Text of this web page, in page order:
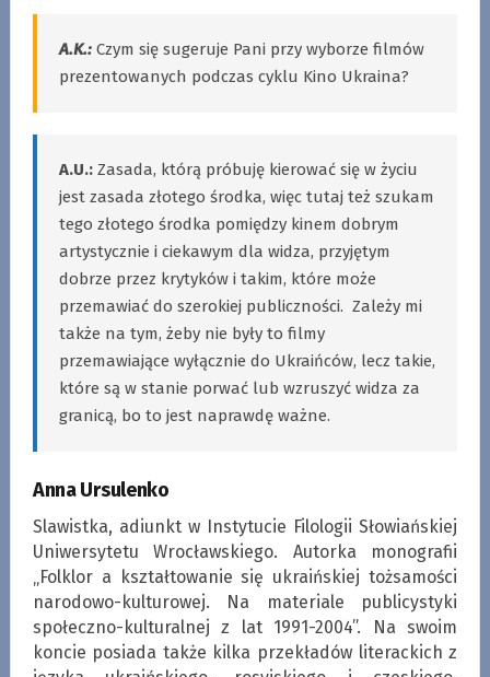
A.K.:Czym się sugeruje Pani przy wyborze filmów
prezentowanych podczas cyklu Kino Ukraina?
A.U.:Zasada, którą próbuję kierować się w życiu
jest zasada złotego środka, więc tutaj też szukam
tego złotego środka pomiędzy kinem dobrym
artystycznie i ciekawym dla widza, przyjętym
dobrze przez krytyków i takim, które może
przemawiać do szerokiej publiczności. Zależy mi
także na tym, żeby nie były to filmy
przemawiające wyłącznie do Ukraińców, lecz takie,
które są w stanie porwać lub wzruszyć widza za
granicą, bo to jest naprawdę ważne.
Anna Ursulenko
Slawistka, adiunkt w Instytucie Filologii Słowiańskiej
Uniwersytetu Wrocławskiego. Autorka monografii
„Folklor a kształtowanie się ukraińskiej tożsamości
narodowo-kulturowej. Na materiale publicystyki
społeczno-kulturalnej z lat 1991-2004”. Na swoim
koncie posiada także kilka przekładów literackich z